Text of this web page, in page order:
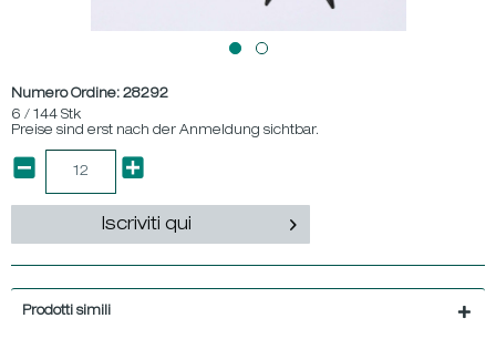
Numero Ordine: 28292
6 / 144 Stk
Preise sind erst nach der Anmeldung sichtbar.
Iscriviti qui
Prodotti simili